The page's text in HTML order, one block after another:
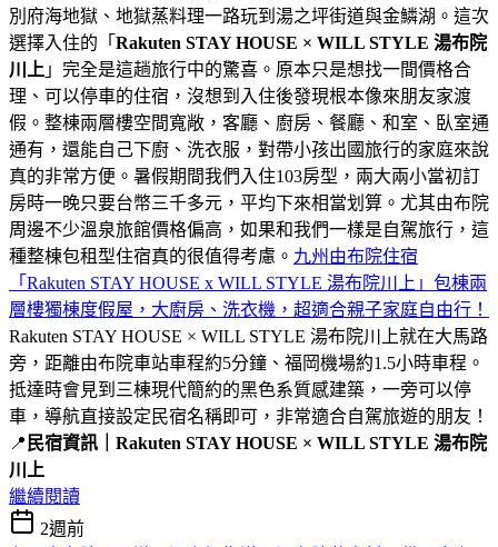
別府海地獄、地獄蒸料理一路玩到湯之坪街道與金鱗湖。這次
選擇入住的「 Rakuten STAY HOUSE × WILL STYLE 湯布院
川上 」完全是這趟旅行中的驚喜。原本只是想找一間價格合
理、可以停車的住宿，沒想到入住後發現根本像來朋友家渡
假。整棟兩層樓空間寬敞，客廳、廚房、餐廳、和室、臥室通
通有，還能自己下廚、洗衣服，對帶小孩出國旅行的家庭來說
真的非常方便。暑假期間我們入住103房型，兩大兩小當初訂
房時一晚只要台幣三千多元，平均下來相當划算。尤其由布院
周邊不少溫泉旅館價格偏高，如果和我們一樣是自駕旅行，這
種整棟包租型住宿真的很值得考慮。 九州由布院住宿
「Rakuten STAY HOUSE x WILL STYLE 湯布院川上」包棟兩
層樓獨棟度假屋，大廚房、洗衣機，超適合親子家庭自由行！
Rakuten STAY HOUSE × WILL STYLE 湯布院川上就在大馬路
旁，距離由布院車站車程約5分鐘、福岡機場約1.5小時車程。
抵達時會見到三棟現代簡約的黑色系質感建築，一旁可以停
車，導航直接設定民宿名稱即可，非常適合自駕旅遊的朋友！
📍 民宿資訊｜Rakuten STAY HOUSE × WILL STYLE 湯布院
川上
繼續閱讀
2週前